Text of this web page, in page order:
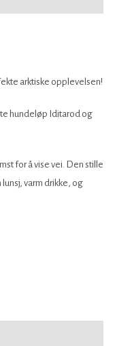
arktiske opplevelsen!
hundeløp Iditarod og
for å vise vei. Den stille
varm drikke, og